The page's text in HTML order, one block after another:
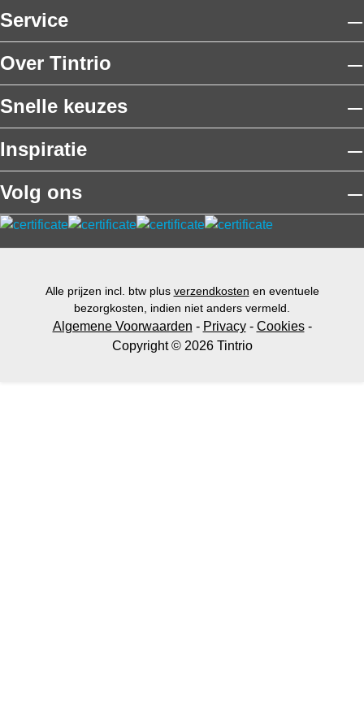
Service
Over Tintrio
Snelle keuzes
Inspiratie
Volg ons
Alle prijzen incl. btw plus verzendkosten en eventuele
bezorgkosten, indien niet anders vermeld.
Algemene Voorwaarden - Privacy- Cookies-
Copyright © 2026 Tintrio